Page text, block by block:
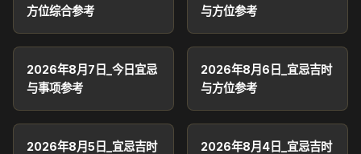
方位综合参考
与方位参考
2026年8月7日_今日宜忌
与事项参考
2026年8月6日_宜忌吉时
与方位参考
2026年8月5日_宜忌吉时
2026年8月4日_宜忌吉时